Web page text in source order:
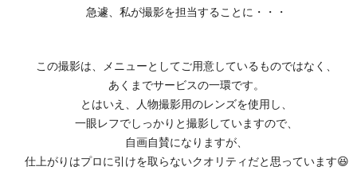
急遽、私が撮影を担当することに・・・
この撮影は、メニューとしてご用意しているものではなく、
あくまでサービスの一環です。
とはいえ、人物撮影用のレンズを使用し、
一眼レフでしっかりと撮影していますので、
自画自賛になりますが、
仕上がりはプロに引けを取らないクオリティだと思っています😆